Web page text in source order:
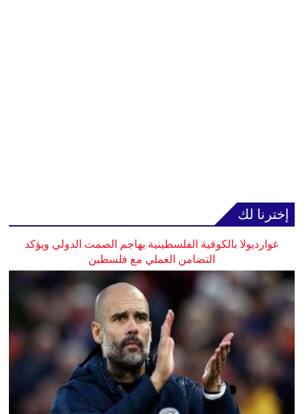
إخترنا لك
غوارديولا بالكوفية الفلسطينية يهاجم الصمت الدولي ويؤكد
التضامن العملي مع فلسطين